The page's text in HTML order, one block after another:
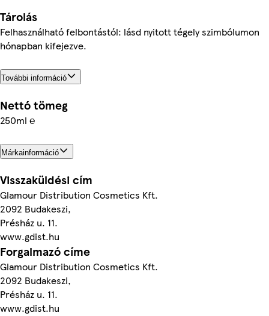
Tárolás
Felhasználható felbontástól: lásd nyitott tégely szimbólumon
hónapban kifejezve.
További információ
Nettó tömeg
250ml ℮
Márkainformáció
Visszaküldési cím
Glamour Distribution Cosmetics Kft.
2092 Budakeszi,
Présház u. 11.
www.gdist.hu
Forgalmazó címe
Glamour Distribution Cosmetics Kft.
2092 Budakeszi,
Présház u. 11.
www.gdist.hu